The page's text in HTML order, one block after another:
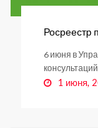
Росреестр
6 июня в
1 июня,